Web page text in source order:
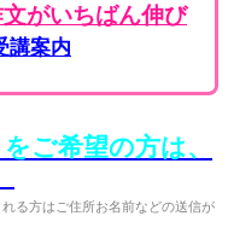
がいちばん伸び
講案内
ご希望の方は、
る方はご住所お名前などの送信が